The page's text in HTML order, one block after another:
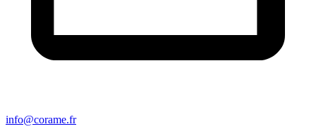
info@corame.fr